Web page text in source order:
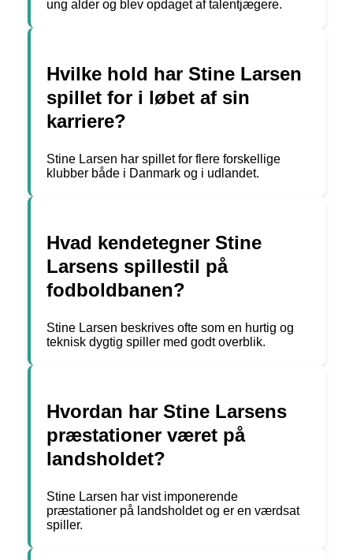
ung alder og blev opdaget af talentjægere.
Hvilke hold har Stine Larsen
spillet for i løbet af sin
karriere?
Stine Larsen har spillet for flere forskellige
klubber både i Danmark og i udlandet.
Hvad kendetegner Stine
Larsens spillestil på
fodboldbanen?
Stine Larsen beskrives ofte som en hurtig og
teknisk dygtig spiller med godt overblik.
Hvordan har Stine Larsens
præstationer været på
landsholdet?
Stine Larsen har vist imponerende
præstationer på landsholdet og er en værdsat
spiller.